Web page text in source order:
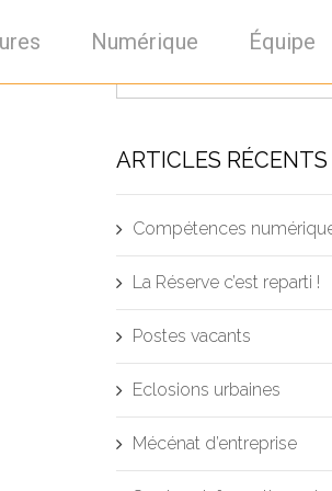
Numérique Équipe
ARTICLES RÉCENTS
Compétences
La Réserve c’est reparti !
Postes vacants
Eclosions urbaines
Mécénat d’entreprise